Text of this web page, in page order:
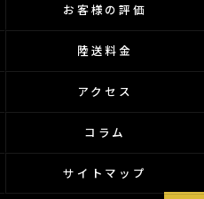
お客様の評価
陸送料金
アクセス
コラム
サイトマップ